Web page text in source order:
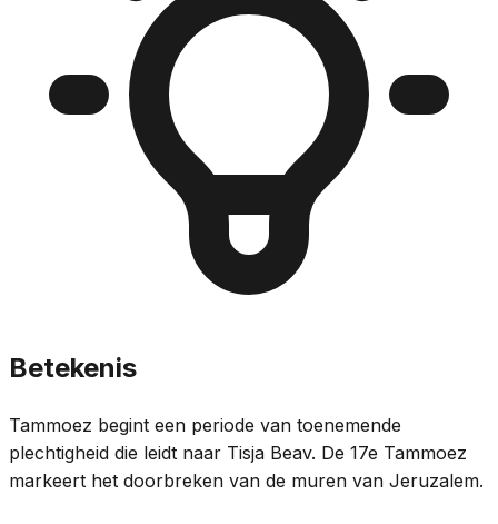
Betekenis
Tammoez begint een periode van toenemende
plechtigheid die leidt naar Tisja Beav. De 17e Tammoez
markeert het doorbreken van de muren van Jeruzalem.